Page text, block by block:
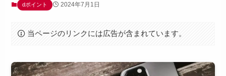
dポイント 2024年7月1日
当ページのリンクには広告が含まれています。